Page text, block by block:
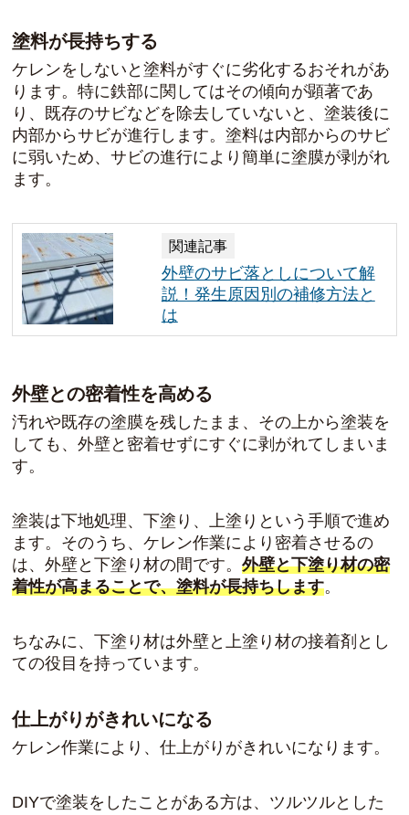
塗料が長持ちする
ケレンをしないと塗料がすぐに劣化するおそれがあ
ります。特に鉄部に関してはその傾向が顕著であ
り、既存のサビなどを除去していないと、塗装後に
内部からサビが進行します。塗料は内部からのサビ
に弱いため、サビの進行により簡単に塗膜が剥がれ
ます。
関連記事
外壁のサビ落としについて解
説！発生原因別の補修方法と
は
外壁との密着性を高める
汚れや既存の塗膜を残したまま、その上から塗装を
しても、外壁と密着せずにすぐに剥がれてしまいま
す。
塗装は下地処理、下塗り、上塗りという手順で進め
ます。そのうち、ケレン作業により密着させるの
は、外壁と下塗り材の間です。外壁と下塗り材の密
着性が高まることで、塗料が長持ちします。
ちなみに、下塗り材は外壁と上塗り材の接着剤とし
ての役目を持っています。
仕上がりがきれいになる
ケレン作業により、仕上がりがきれいになります。
DIYで塗装をしたことがある方は、ツルツルとした